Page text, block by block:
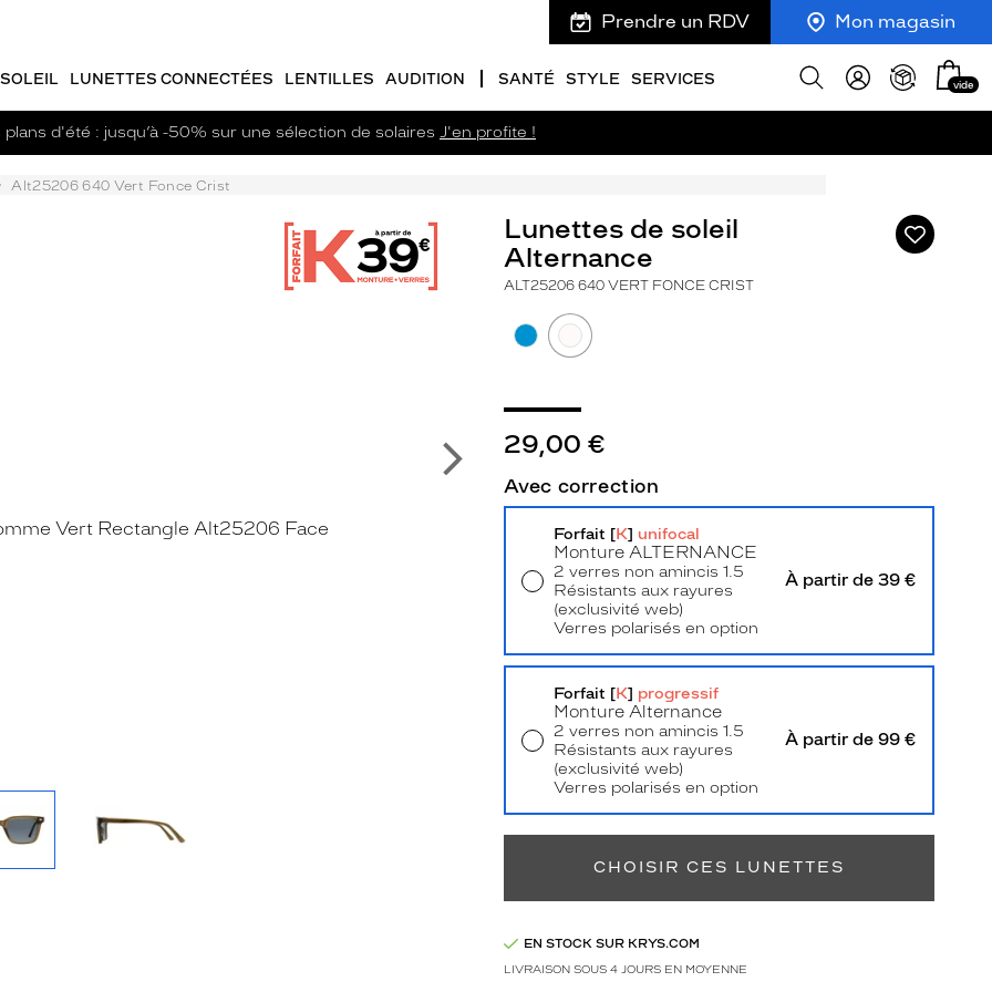
Prendre un RDV Mon magasin
LUNETTES CONNECTÉES LENTILLES AUDITION SANTÉ STYLE SERVICES
Afficher
Mon
panier
vide
plans d'été : jusqu’à -50% sur une sélection de solaires J'en profite !
Alt25206 640 Vert Fonce Crist
Ajouter
à
Suivant
Lunettes de soleil
Alternance
ALT25206 640 VERT FONCE CRIST
29,00 €
Avec correction
Forfait [K] unifocal
Monture ALTERNANCE
2 verres non amincis 1.5
Résistants aux rayures
(exclusivité web)
Verres polarisés en option
À partir de 39 €
Retrait en magasin Offert
Forfait [K] progressif
Monture Alternance
2 verres non amincis 1.5
Résistants aux rayures
(exclusivité web)
Verres polarisés en option
À partir de 99 €
CHOISIR CES LUNETTES
EN STOCK SUR KRYS.COM
LIVRAISON SOUS 4 JOURS EN MOYENNE